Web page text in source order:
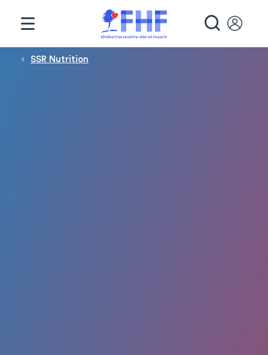
Fil d'Ariane
SSR Nutrition
Panneau de gestion des cookies